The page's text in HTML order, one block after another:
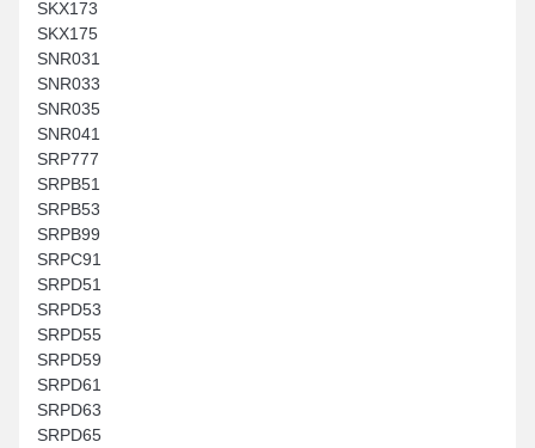
SKX173
SKX175
SNR031
SNR033
SNR035
SNR041
SRP777
SRPB51
SRPB53
SRPB99
SRPC91
SRPD51
SRPD53
SRPD55
SRPD59
SRPD61
SRPD63
SRPD65